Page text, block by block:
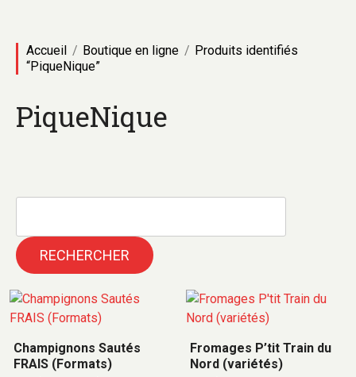
Accueil Boutique en ligne
Produits identifiés
“PiqueNique”
PiqueNique
RECHERCHER
Champignons Sautés
FRAIS (Formats)
Fromages P’tit Train du
Nord (variétés)